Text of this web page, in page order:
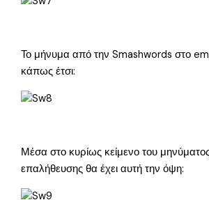
Το μήνυμα από την Smashwords στο
κάπως έτσι:
Μέσα στο κυρίως κείμενο του
επαλήθευσης θα έχει αυτή την όψη: